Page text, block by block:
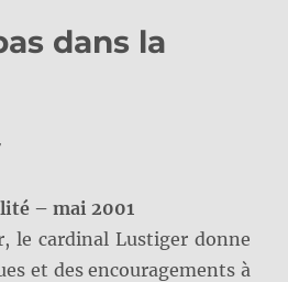
dans la
– mai 2001
le cardinal Lustiger donne
et des encouragements à